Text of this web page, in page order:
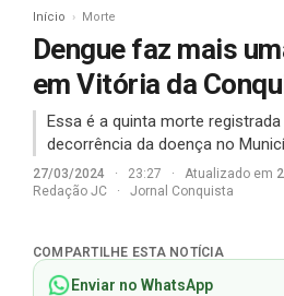
Início Morte
Dengue faz mais
em Vitória da
Essa é a quinta morte
decorrência da doença no
27/03/2024 · 23:27 · Atualizado em
Redação JC
· Jornal Conquista
COMPARTILHE ESTA NOTÍCIA
Enviar no WhatsApp